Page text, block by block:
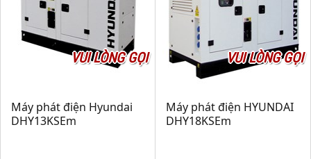
VUI LÒNG GỌI
Máy phát điện Hyundai
DHY13KSEm
VUI LÒNG GỌI
Máy phát điện HYUNDAI
DHY18KSEm